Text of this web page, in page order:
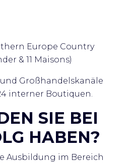
Europe Country
& 11 Maisons)
Großhandelskanäle
interner Boutiquen.
SIE BEI
HABEN?
Ausbildung im Bereich